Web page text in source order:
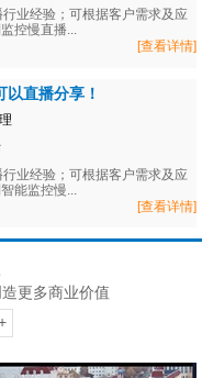
业经验；可根据客户需求及应
控慢直播...
[查看详情]
直播分享！
业经验；可根据客户需求及应
能监控慢...
[查看详情]
更多商业价值